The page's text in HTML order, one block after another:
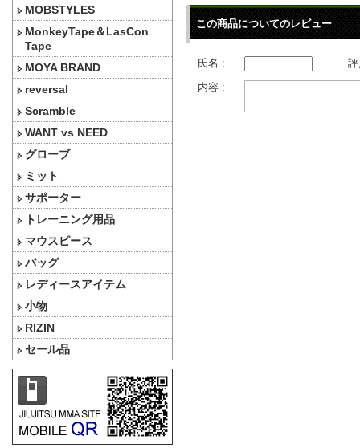
MOBSTYLES
MonkeyTape＆LasCon
Tape
MOYA BRAND
reversal
Scramble
WANT vs NEED
グローブ
ミット
サポーター
トレーニング用品
マウスピース
バッグ
レディースアイテム
小物
RIZIN
セール品
この商品についてのレビュー
氏名 :
内容 :